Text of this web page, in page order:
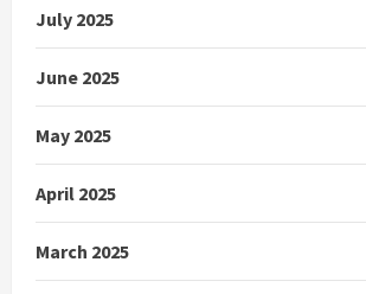
July 2025
June 2025
May 2025
April 2025
March 2025